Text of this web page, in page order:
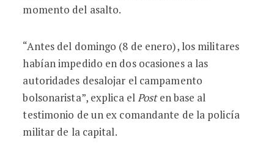
momento del asalto.
“Antes del domingo (8 de enero), los militares
habían impedido en dos ocasiones a las
autoridades desalojar el campamento
bolsonarista”, explica elPosten base al
testimonio de un ex comandante de la policía
militar de la capital.